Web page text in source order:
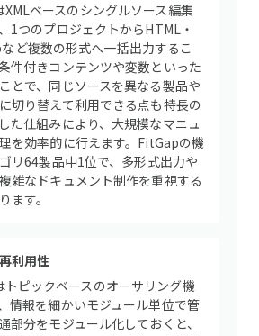
ベースのシングルソース編集
1つのプロジェクトからHTML・
ど複数の形式へ一括出力するこ
件付きコンテンツや変数といった
とで、同じソースを異なる製品や
切り替えて利用できる点も特長の
た仕組みにより、大規模なマニュ
を効率的に行えます。FitGapの機
リ64製品中1位で、多形式出力や
雑なドキュメント制作を重視する
ます。
利用性
ピックベースのオーサリング機
情報を細かいモジュール単位で管
部分をモジュール化しておくと、